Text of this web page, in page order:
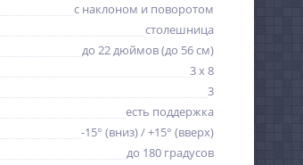
с наклоном и поворотом
столешница
до 22 дюймов (до 56 см)
3 x 8
3
есть поддержка
-15° (вниз) / +15° (вверх)
до 180 градусов